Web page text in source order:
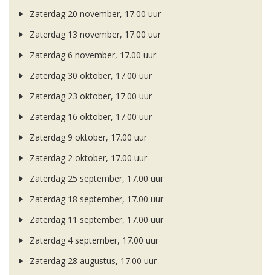
Zaterdag 20 november, 17.00 uur
Zaterdag 13 november, 17.00 uur
Zaterdag 6 november, 17.00 uur
Zaterdag 30 oktober, 17.00 uur
Zaterdag 23 oktober, 17.00 uur
Zaterdag 16 oktober, 17.00 uur
Zaterdag 9 oktober, 17.00 uur
Zaterdag 2 oktober, 17.00 uur
Zaterdag 25 september, 17.00 uur
Zaterdag 18 september, 17.00 uur
Zaterdag 11 september, 17.00 uur
Zaterdag 4 september, 17.00 uur
Zaterdag 28 augustus, 17.00 uur